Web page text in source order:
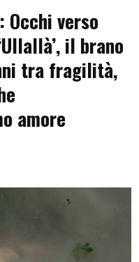
Occhi verso
il brano
tra fragilità,
amore